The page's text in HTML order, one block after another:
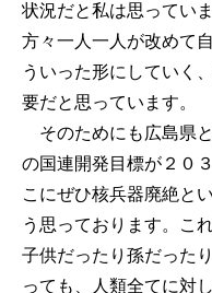
状況だと私は思ってい
方々一人一人が改めて
ういった形にしていく
要だと思っています。
そのためにも広島県
の国連開発目標が２０
こにぜひ核兵器廃絶と
う思っております。こ
子供だったり孫だった
っても、人類全てに対